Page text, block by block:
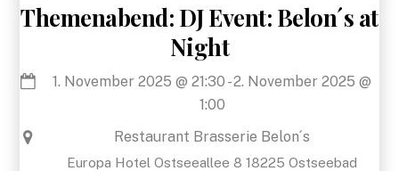
Themenabend: DJ Event: Belon´s at
Night
1. November 2025 @21:30 -2. November 2025 @
1:00
Restaurant Brasserie Belon´s
Europa Hotel Ostseeallee 8 18225 Ostseebad